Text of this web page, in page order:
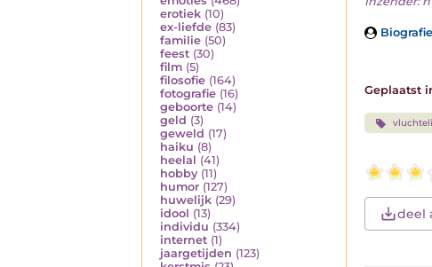
erotiek (10)
ex-liefde (83)
familie (50)
feest (30)
film (5)
filosofie (164)
fotografie (16)
geboorte (14)
geld (3)
geweld (17)
haiku (8)
heelal (41)
hobby (11)
humor (127)
huwelijk (29)
idool (13)
individu (334)
internet (1)
jaargetijden (123)
Geplaatst
deel